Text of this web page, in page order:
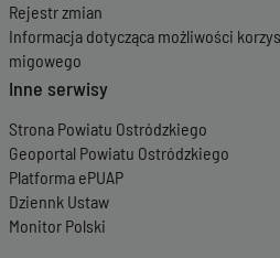
Rejestr zmian
Informacja dotycząca możliwości
migowego
Inne serwisy
Strona Powiatu Ostródzkiego
Geoportal Powiatu Ostródzkiego
Platforma ePUAP
Dziennk Ustaw
Monitor Polski